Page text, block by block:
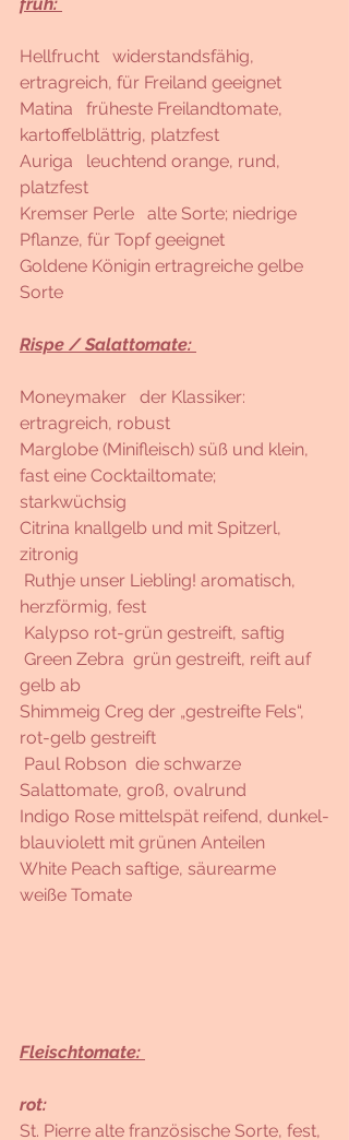
Hellfrucht   widerstandsfähig,
ertragreich, für Freiland geeignet
Matina   früheste Freilandtomate,
kartoffelblättrig, platzfest
Auriga   leuchtend orange, rund,
platzfest
Kremser Perle   alte Sorte; niedrige
Pflanze, für Topf geeignet
Goldene Königin ertragreiche gelbe
Sorte
Rispe / Salattomate:
Moneymaker   der Klassiker:
ertragreich, robust
Marglobe (Minifleisch) süß und klein,
fast eine Cocktailtomate;
starkwüchsig
Citrina knallgelb und mit Spitzerl,
zitronig
herzförmig, fest
Kalypso rot-grün gestreift, saftig
gelb ab
Shimmeig Creg der „gestreifte Fels“,
rot-gelb gestreift
Salattomate, groß, ovalrund
Indigo Rose mittelspät reifend, dunkel-
blauviolett mit grünen Anteilen
White Peach saftige, säurearme
weiße Tomate
Fleischtomate:
rot:
St. Pierre alte französische Sorte, fest,